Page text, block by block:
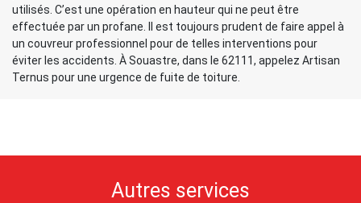
utilisés. C’est une opération en hauteur qui ne peut être
effectuée par un profane. Il est toujours prudent de faire appel à
un couvreur professionnel pour de telles interventions pour
éviter les accidents. À Souastre, dans le 62111, appelez Artisan
Ternus pour une urgence de fuite de toiture.
Autres services